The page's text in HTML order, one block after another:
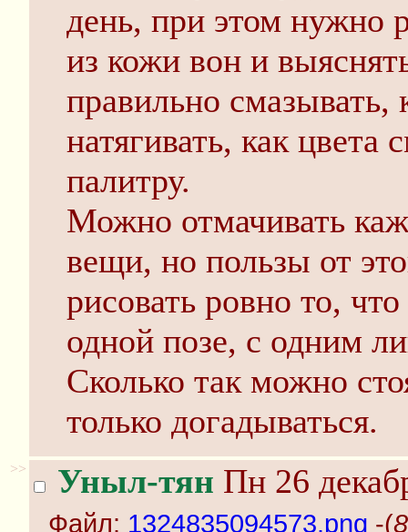
день, при этом нужно
из кожи вон и
правильно смазывать,
натягивать, как цвета
палитру.
Можно отмачивать
вещи, но пользы от
рисовать ровно то,
одной позе, с одним
Сколько так можно
только догадываться.
>> Уныл-тян Пн 26
Файл: 1324835094573.png -(